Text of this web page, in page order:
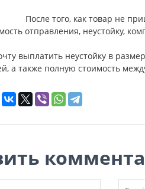
После того, как товар не
отправления, неустойку,
выплатить неустойку в
а также полную стоимость